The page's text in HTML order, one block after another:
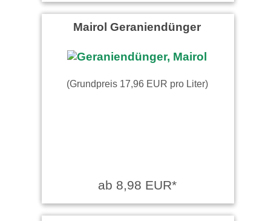
Mairol Geraniendünger
(Grundpreis 17,96 EUR pro Liter)
ab 8,98 EUR*